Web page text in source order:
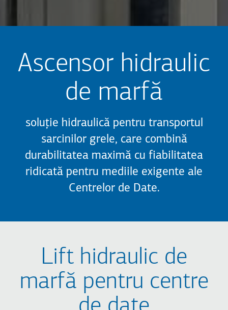
Ascensor hidraulic
de marfă
soluție hidraulică pentru transportul
sarcinilor grele, care combină
durabilitatea maximă cu fiabilitatea
ridicată pentru mediile exigente ale
Centrelor de Date.
Lift hidraulic de
marfă pentru centre